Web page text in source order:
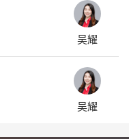
吴耀
吴耀